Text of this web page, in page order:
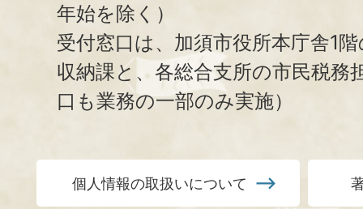
年始を除く）
受付窓口は、加須市役所本庁舎1
収納課と、 各総合支所の市民税務
口も業務の一部のみ実施）
個人情報の取扱いについて